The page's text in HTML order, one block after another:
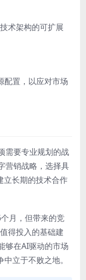
术架构的可扩展
配置，以应对市场
需要专业规划的战
营销战略，选择具
立长期的技术合作
月，但带来的竞
得投入的基础建
够在AI驱动的市场
立于不败之地。